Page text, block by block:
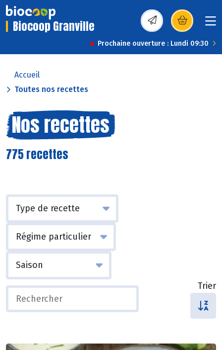
Biocoop Granville (s’ouvre dans une
Prochaine ouverture : Lundi 09:30
Accueil
Toutes nos recettes
Nos recettes
775 recettes
Trier